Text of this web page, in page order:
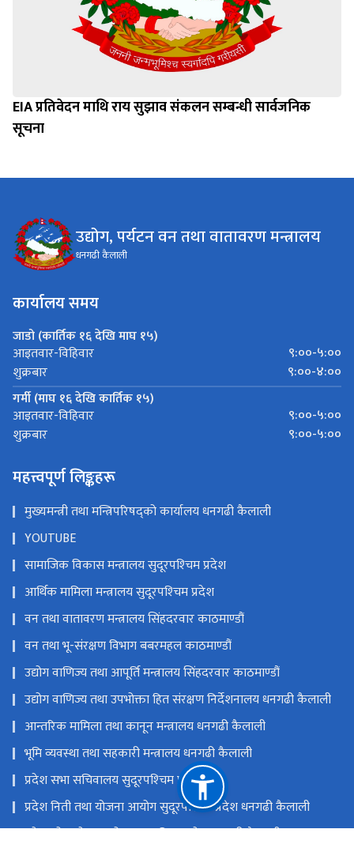
EIA प्रतिवेदन माथि राय सुझाव संकलन सम्बन्धी सार्वजनिक
सूचना
उद्योग, पर्यटन वन तथा वातावरण मन्त्रालय
धनगढी कैलाली
कार्यालय समय
जाडो (कार्तिक १६ देखि माघ १५)
आइतवार-विहिवार
९:००-५:००
शुक्रबार
९:००-४:००
गर्मी (माघ १६ देखि कार्तिक १५)
आइतवार-विहिवार
९:००-५:००
शुक्रबार
९:००-५:००
महत्त्वपूर्ण लिङ्कहरू
मुख्यमन्त्री तथा मन्त्रिपरिषद्को कार्यालय धनगढी कैलाली
YOUTUBE
सामाजिक विकास मन्त्रालय सुदूरपश्‍चिम प्रदेश
आर्थिक मामिला मन्त्रालय सुदूरपश्‍चिम प्रदेश
वन तथा वातावरण मन्त्रालय सिंहदरवार काठमाण्डौं
वन तथा भू-संरक्षण विभाग बबरमहल काठमाण्डौं
उद्योग वाणिज्य तथा आपूर्ति मन्त्रालय सिंहदरवार काठमाण्डौं
उद्योग वाणिज्य तथा उपभोक्ता हित संरक्षण निर्देशनालय धनगढी कैलाली
आन्तरिक मामिला तथा कानून मन्त्रालय धनगढी कैलाली
भूमि व्यवस्था तथा सहकारी मन्त्रालय धनगढी कैलाली
प्रदेश सभा सचिवालय सुदूरपश्‍चिम प्रदेश
प्रदेश निती तथा योजना आयोग सुदूरपश्‍चिम प्रदेश धनगढी कैलाली
प्रदेश लोक सेवा आयोग सुदूरपश्‍चिम प्रदेश धनगढी कैलाली